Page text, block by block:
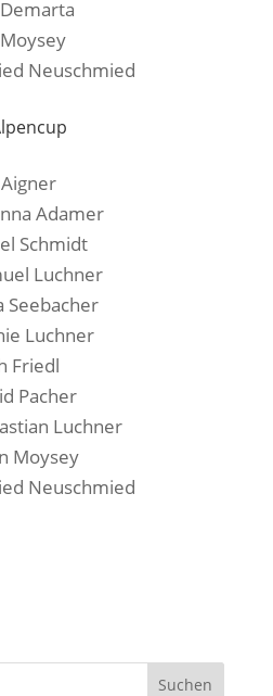
Neuschmied
Adamer
Schmidt
Luchner
Seebacher
Luchner
Friedl
Pacher
Luchner
Moysey
Neuschmied
Suchen